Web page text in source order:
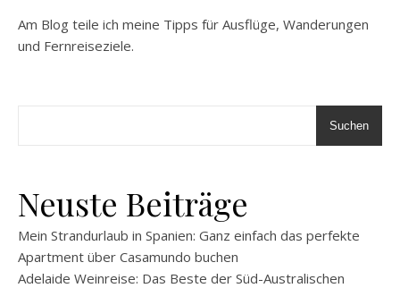
Am Blog teile ich meine Tipps für Ausflüge, Wanderungen
und Fernreiseziele.
Suchen
Neuste Beiträge
Mein Strandurlaub in Spanien: Ganz einfach das perfekte
Apartment über Casamundo buchen
Adelaide Weinreise: Das Beste der Süd-Australischen